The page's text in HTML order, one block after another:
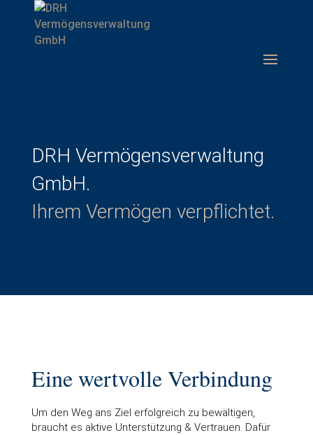
DRH Vermögensverwaltung
GmbH.
Ihrem Vermögen verpflichtet.
Eine wertvolle Verbindung
Um den Weg ans Ziel erfolgreich zu bewältigen,
braucht es aktive Unterstützung & Vertrauen. Dafür